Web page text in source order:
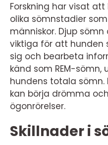
Forskning har visat
olika sömnstadier
människor. Djup
viktiga för att hunden
sig och bearbeta
känd som REM-sömn,
hundens totala
kan börja drömma
ögonrörelser.
Skillnader i